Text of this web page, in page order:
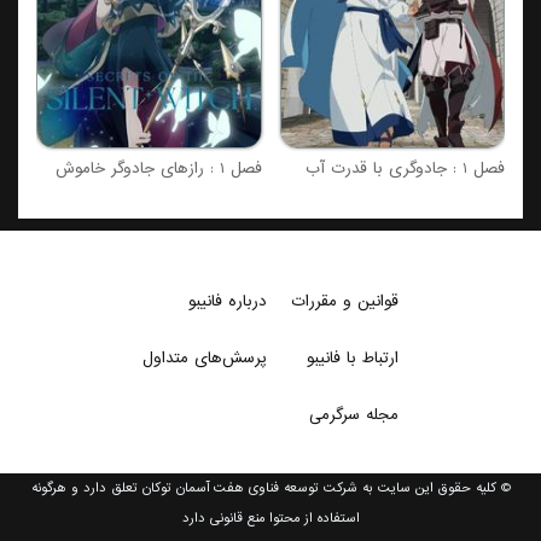
فصل 1 : جادوگری با قدرت آب فصل 1 : رازهای جادوگر خاموش
قوانین و مقررات درباره فانیبو
ارتباط با فانیبو پرسش‌های متداول
مجله سرگرمی
© کلیه حقوق این سایت به شرکت توسعه فناوی هفت آسمان توکان تعلق دارد و هرگونه
استفاده از محتوا منع قانونی دارد